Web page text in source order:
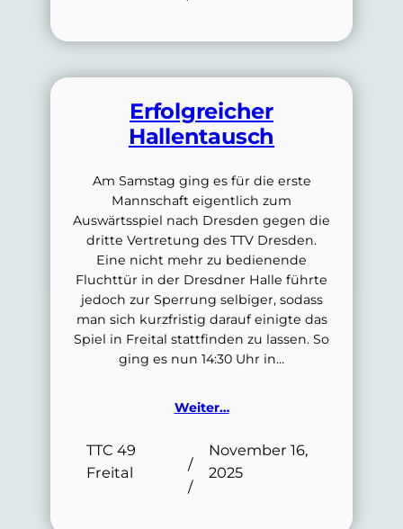
Erfolgreicher
Hallentausch
Am Samstag ging es für die erste
Mannschaft eigentlich zum
Auswärtsspiel nach Dresden gegen die
dritte Vertretung des TTV Dresden.
Eine nicht mehr zu bedienende
Fluchttür in der Dresdner Halle führte
jedoch zur Sperrung selbiger, sodass
man sich kurzfristig darauf einigte das
Spiel in Freital stattfinden zu lassen. So
ging es nun 14:30 Uhr in…
Weiter…
TTC 49
Freital
/
/
November 16,
2025